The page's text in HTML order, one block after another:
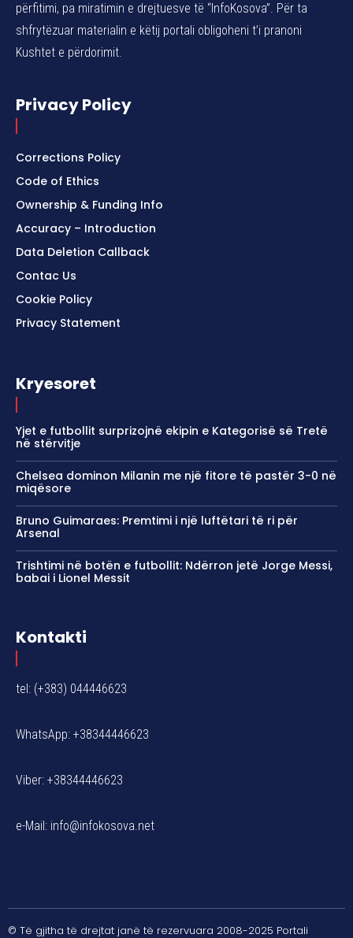
përfitimi, pa miratimin e drejtuesve të “InfoKosova”. Për ta
shfrytëzuar materialin e këtij portali obligoheni t’i pranoni
Kushtet e përdorimit.
Privacy Policy
Corrections Policy
Code of Ethics
Ownership & Funding Info
Accuracy – Introduction
Data Deletion Callback
Contac Us
Cookie Policy
Privacy Statement
Kryesoret
Yjet e futbollit surprizojnë ekipin e Kategorisë së Tretë
në stërvitje
Chelsea dominon Milanin me një fitore të pastër 3-0 në
miqësore
Bruno Guimaraes: Premtimi i një luftëtari të ri për
Arsenal
Trishtimi në botën e futbollit: Ndërron jetë Jorge Messi,
babai i Lionel Messit
Kontakti
tel: (+383) 044446623
WhatsApp: +38344446623
Viber: +38344446623
e-Mail: info@infokosova.net
© Të gjitha të drejtat janë të rezervuara 2008-2025 Portali